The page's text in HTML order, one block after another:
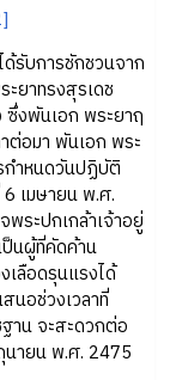
บการชักชวนจาก
ยาทรงสุรเดช
ซึ่งพันเอก พระยาฤ
ต่อมา พันเอก พระ
กำหนดวันปฏิบัติ
เมษายน พ.ศ.
ระปกเกล้าเจ้าอยู่
ป็นผู้ที่คัดค้าน
เลือดรุนแรงได้
นอช่วงเวลาที่
าน จะสะดวกต่อ
นายน พ.ศ. 2475